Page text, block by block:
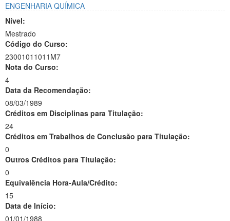
ENGENHARIA QUÍMICA
Nível:
Mestrado
Código do Curso:
23001011011M7
Nota do Curso:
4
Data da Recomendação:
08/03/1989
Créditos em Disciplinas para Titulação:
24
Créditos em Trabalhos de Conclusão para Titulação:
0
Outros Créditos para Titulação:
0
Equivalência Hora-Aula/Crédito:
15
Data de Início:
01/01/1988